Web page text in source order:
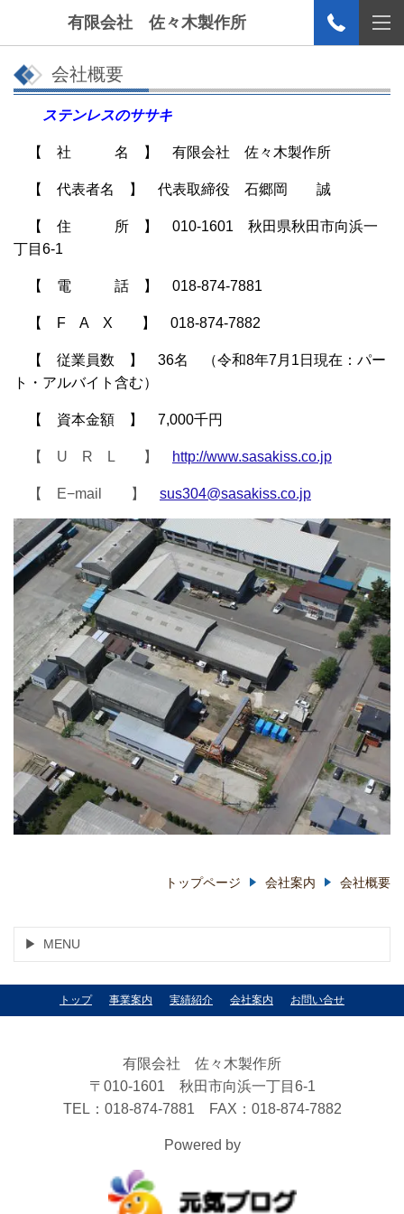
有限会社 佐々木製作所
会社概要
ステンレスのササキ
【 社 名 】 有限会社 佐々木製作所
【 代表者名 】 代表取締役 石郷岡 誠
【 住 所 】 010-1601 秋田県秋田市向浜一
丁目6-1
【 電 話 】 018-874-7881
【 F A X 】 018-874-7882
【 従業員数 】 36名 （令和8年7月1日現在：パー
ト・アルバイト含む）
【 資本金額 】 7,000千円
【 U R L 】 http://www.sasakiss.co.jp
【 E−mail 】 sus304@sasakiss.co.jp
トップページ 会社案内 会社概要
MENU
トップ 事業案内 実績紹介 会社案内 お問い合せ
有限会社 佐々木製作所
〒010-1601 秋田市向浜一丁目6-1
TEL：018-874-7881 FAX：018-874-7882
Powered by